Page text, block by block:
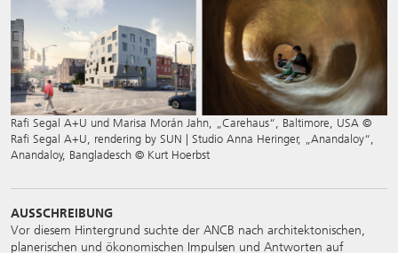
Rafi Segal A+U und Marisa Morán Jahn, „Carehaus“, Baltimore, USA ©
Rafi Segal A+U, rendering by SUN | Studio Anna Heringer, „Anandaloy“,
Anandaloy, Bangladesch © Kurt Hoerbst
AUSSCHREIBUNG
Vor diesem Hintergrund suchte der ANCB nach architektonischen,
planerischen und ökonomischen Impulsen und Antworten auf